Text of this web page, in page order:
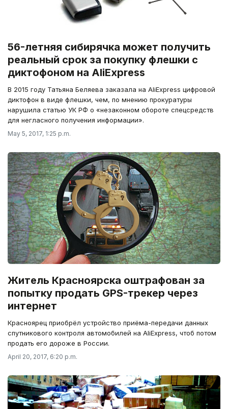
56-летняя сибирячка может получить
реальный срок за покупку флешки с
диктофоном на AliExpress
В 2015 году Татьяна Беляева заказала на AliExpress цифровой
диктофон в виде флешки, чем, по мнению прокуратуры
нарушила статью УК РФ о «незаконном обороте спецсредств
для негласного получения информации».
May 5, 2017, 1:25 p.m.
Житель Красноярска оштрафован за
попытку продать GPS-трекер через
интернет
Красноярец приобрёл устройство приёма-передачи данных
спутникового контроля автомобилей на AliExpress, чтоб потом
продать его дороже в России.
April 20, 2017, 6:20 p.m.